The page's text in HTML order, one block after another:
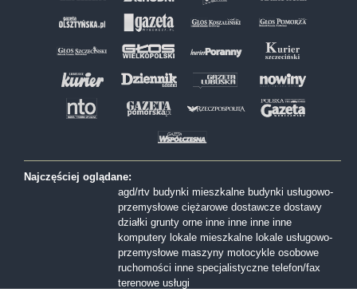
Najczęściej oglądane:
agd/rtv budynki mieszkalne budynki usługowo-
przemysłowe ciężarowe dostawcze dostawy
działki grunty orne inne inne inne inne
komputery lokale mieszkalne lokale usługowo-
przemysłowe maszyny motocykle osobowe
ruchomości inne specjalistyczne telefon/fax
terenowe usługi